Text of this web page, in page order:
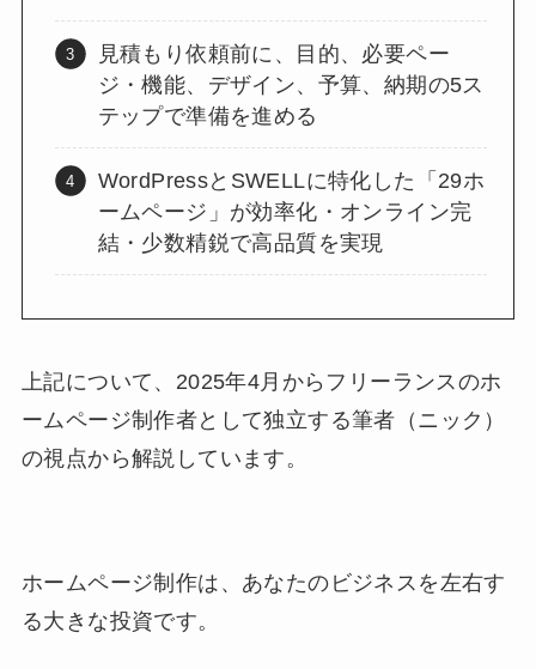
見積もり依頼前に、目的、必要ペー
ジ・機能、デザイン、予算、納期の5ス
テップで準備を進める
WordPressとSWELLに特化した「29ホ
ームページ」が効率化・オンライン完
結・少数精鋭で高品質を実現
上記について、2025年4月からフリーランスのホ
ームページ制作者として独立する筆者（ニック）
の視点から解説しています。
ホームページ制作は、あなたのビジネスを左右す
る大きな投資です。